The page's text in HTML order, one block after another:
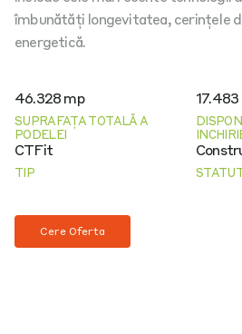
îmbunătăți longevitatea, cerințele
energetică.
46.328 mp
SUPRAFAȚA TOTALĂ A
PODELEI
17.483
CTFit
TIP
Cere Oferta